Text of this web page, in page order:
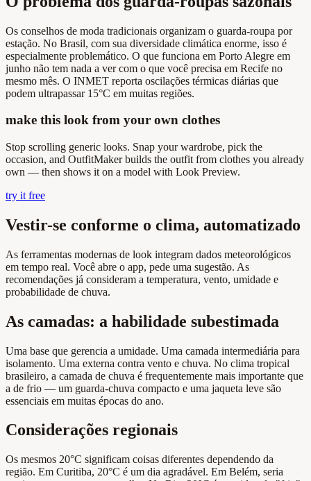
Os conselhos de moda tradicionais organizam o guarda-roupa por
estação. No Brasil, com sua diversidade climática enorme, isso é
especialmente problemático. O que funciona em Porto Alegre em
junho não tem nada a ver com o que você precisa em Recife no
mesmo mês. O INMET reporta oscilações térmicas diárias que
podem ultrapassar 15°C em muitas regiões.
make this look from your own clothes
Stop scrolling generic looks. Snap your wardrobe, pick the
occasion, and OutfitMaker builds the outfit from clothes you already
own — then shows it on a model with Look Preview.
try it free
Vestir-se conforme o clima, automatizado
As ferramentas modernas de look integram dados meteorológicos
em tempo real. Você abre o app, pede uma sugestão. As
recomendações já consideram a temperatura, vento, umidade e
probabilidade de chuva.
As camadas: a habilidade subestimada
Uma base que gerencia a umidade. Uma camada intermediária para
isolamento. Uma externa contra vento e chuva. No clima tropical
brasileiro, a camada de chuva é frequentemente mais importante que
a de frio — um guarda-chuva compacto e uma jaqueta leve são
essenciais em muitas épocas do ano.
Considerações regionais
Os mesmos 20°C significam coisas diferentes dependendo da
região. Em Curitiba, 20°C é um dia agradável. Em Belém, seria